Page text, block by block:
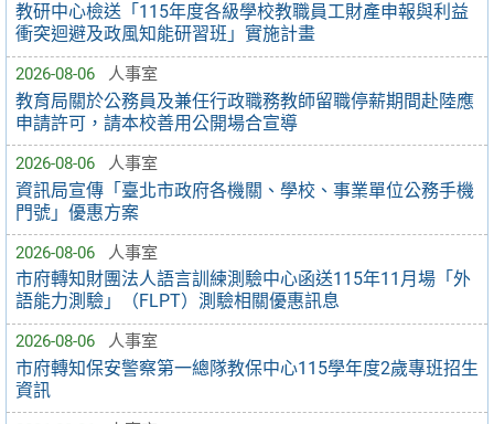
教研中心檢送「115年度各級學校教職員工財產申報與利益
衝突迴避及政風知能研習班」實施計畫
2026-08-06 人事室
教育局關於公務員及兼任行政職務教師留職停薪期間赴陸應
申請許可，請本校善用公開場合宣導
2026-08-06 人事室
資訊局宣傳「臺北市政府各機關、學校、事業單位公務手機
門號」優惠方案
2026-08-06 人事室
市府轉知財團法人語言訓練測驗中心函送115年11月場「外
語能力測驗」（FLPT）測驗相關優惠訊息
2026-08-06 人事室
市府轉知保安警察第一總隊教保中心115學年度2歲專班招生
資訊